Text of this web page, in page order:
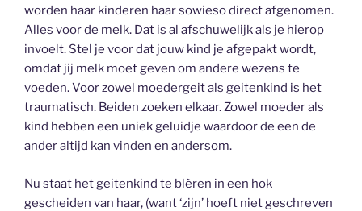
worden haar kinderen haar sowieso direct afgenomen.
Alles voor de melk. Dat is al afschuwelijk als je hierop
invoelt. Stel je voor dat jouw kind je afgepakt wordt,
omdat jij melk moet geven om andere wezens te
voeden. Voor zowel moedergeit als geitenkind is het
traumatisch. Beiden zoeken elkaar. Zowel moeder als
kind hebben een uniek geluidje waardoor de een de
ander altijd kan vinden en andersom.
Nu staat het geitenkind te blèren in een hok
gescheiden van haar, (want ‘zijn’ hoeft niet geschreven